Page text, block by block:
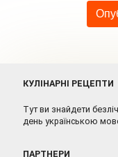
КУЛІНАРНІ РЕЦЕПТИ
Тут ви знайдети
день українською
ПАРТНЕРИ